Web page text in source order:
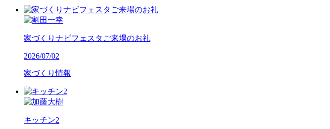
家づくりナビフェスタご来場のお礼
2026/07/02
家づくり情報
キッチン2